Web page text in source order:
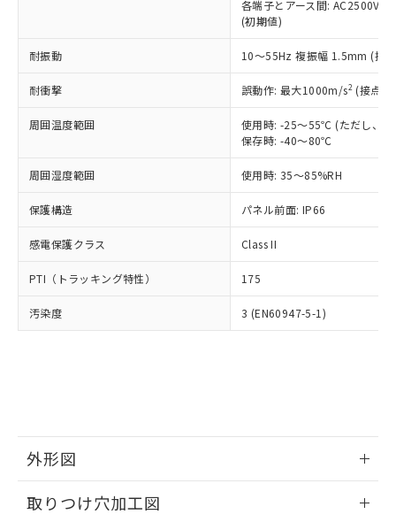
各端子とアース間: AC2500V
(初期値)
耐振動 10～55Hz 複振幅 1.5mm (接
耐衝撃 誤動作: 最大1000m/s2 (接点
周囲温度範囲
使用時: -25～55℃ (ただし、氷
保存時: -40～80℃
周囲湿度範囲 使用時: 35～85%RH
保護構造 パネル前面: IP66
感電保護クラス Class II
PTI（トラッキング特性） 175
汚染度 3 (EN60947-5-1)
外形図
取りつけ穴加工図
正式な納期状況および標準価格はお客
様のお取引先、またはお客様担当のオ
ムロン制御機器販売店・当社販売員に
オムロン制御機器販売店や当社販売拠
販売ネットワーク
」をご確認
在庫状況および標準価格結果を当社の
事前の承諾なく第三者に漏洩または開
マイパーツ機能（部品リスト作成サー
ビス）をご利用いただくには、I-Web
メンバーズにご登録されている必要が
あります。
お客様が当ウェブサイト上で当社にご
登録された部品リストについて、当社
および当社の共同利用者が、当社の製
用者の範囲」に記載されている法人を
(PBDE) 1000ppm以下、フタル酸ビス(2-エチルヘキシ
ル) (DEHP)(別名：DOP) 1000ppm以下、フタル酸ブチ
ルベンジル（BBP） 1000ppm以下、フタル酸ジブチル
（DBP） 1000ppm以下、フタル酸ジイソブチル
但し、RoHS指令で産業用監視および制御機器に対する
フタル酸エステル類の４物質については閾値を超える意
図的な使用がないことを確認しています。
※2 対応予定月
部品在庫の切り替え状況などにより、予定
月が前後することがあります。
※3 非含有証明書ダウンロード
※本証明書は発行日時点で非含有を証明す
るもので、過去に遡って非含有を証明する
ものではありません。
物質の対応では、対応完了までの期間は出
Cr(Ⅵ)(六価クロム) : 1000ppm、 PBBs(ポリ臭化ビフェ
ニル類) : 1000ppm、 PBDEs(ポリ臭化ジフェニルエーテ
イソブチル) : 1000ppm、 BBP(フタル酸ブチルベンジ
DEHP(フタル酸ビス(2-エチルヘキシル)) : 1000ppm
※2 環境保護使用期限
「ｅ」：有害物質（10物質）のすべてが基
準値以下であることを示します。
「10」：通常の使用状況下において有害物
質が外部に漏えいし、環境に深刻な影響を
及ぼさない年数を意味します。
「－」：未確認です。当社販売部門へお問
い合わせください。
当社は規制貨物を破棄する場合は、完
いよう必要な手段を講じます。
当社は貴社製品を、核兵器、ミサイ
ル、化学兵器、生物兵器またはその他
武器並びにこれらの製造装置等に一切
当社は、貴社製品を第三者に販売する
場合は、上記1、2および3の内容を当
該第三者に通知します。また当社は、
販売先および販売に係わる関係者が違
法に輸出するおそれがある場合は、取
り引きをいたしません。
一定数以上の在庫あり
一定数には満たないが在庫あり
在庫なし(最新の在庫状況につ
いては、お客様のお取引先、ま
たはお客様担当のオムロン制御
機器販売店・当社販売員にご確
白
受注生産機種、また在庫状況の
情報を公開していない機種